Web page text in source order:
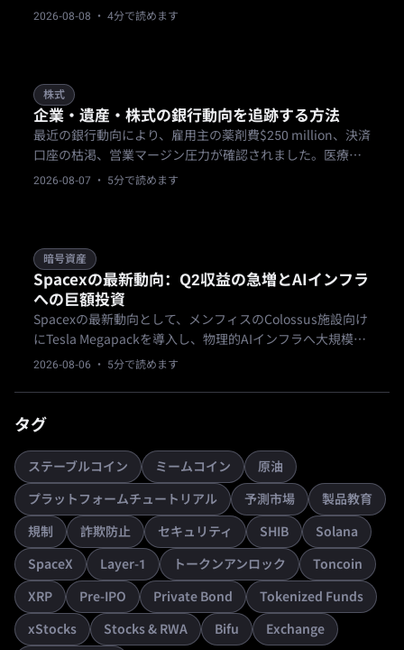
ンス、企業の暗号資産財務、原油市場の変動性を確認して
2026-08-08 · 4分で読めます
株式
企業・遺産・株式の銀行動向を追跡する方法
最近の銀行動向により、雇用主の薬剤費$250 million、決済
口座の枯渇、営業マージン圧力が確認されました。医療保
険請求の増加、州の遺産回収、株式マージンの圧縮は、主
2026-08-07 · 5分で読めます
暗号資産
Spacexの最新動向：Q2収益の急増とAIインフラ
への巨額投資
Spacexの最新動向として、メンフィスのColossus施設向け
にTesla Megapackを導入し、物理的AIインフラへ大規模な
資本を振り向けていることが確認されました。これと同時
による$540 millionの損失に対し、ウォール街は懸念を示
2026-08-06 · 5分で読めます
タグ
ステーブルコイン ミームコイン 原油
プラットフォームチュートリアル 予測市場 製品教育
規制 詐欺防止 セキュリティ SHIB Solana
SpaceX Layer-1 トークンアンロック Toncoin
XRP Pre-IPO Private Bond Tokenized Funds
xStocks Stocks & RWA Bifu Exchange